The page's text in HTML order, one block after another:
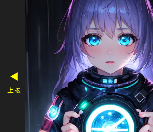
◀
上張